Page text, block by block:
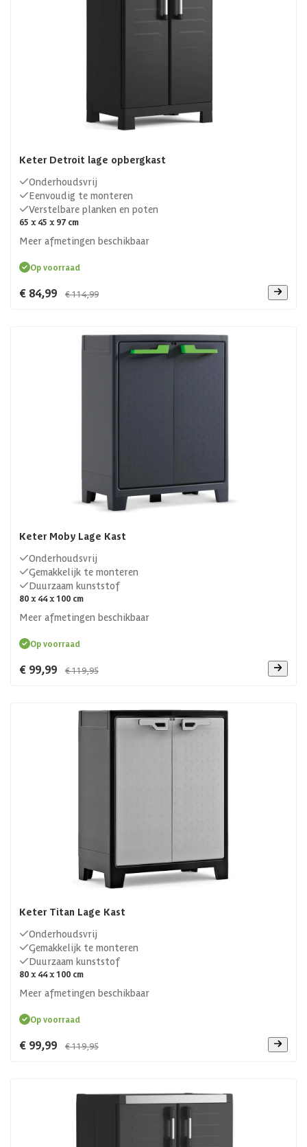
Keter Detroit lage opbergkast
Onderhoudsvrij
Eenvoudig te monteren
Verstelbare planken en poten
65 x 45 x 97 cm
Meer afmetingen beschikbaar
Op voorraad
€ 84,99 € 114,99
Keter Moby Lage Kast
Onderhoudsvrij
Gemakkelijk te monteren
Duurzaam kunststof
80 x 44 x 100 cm
Meer afmetingen beschikbaar
Op voorraad
€ 99,99 € 119,95
Keter Titan Lage Kast
Onderhoudsvrij
Gemakkelijk te monteren
Duurzaam kunststof
80 x 44 x 100 cm
Meer afmetingen beschikbaar
Op voorraad
€ 99,99 € 119,95